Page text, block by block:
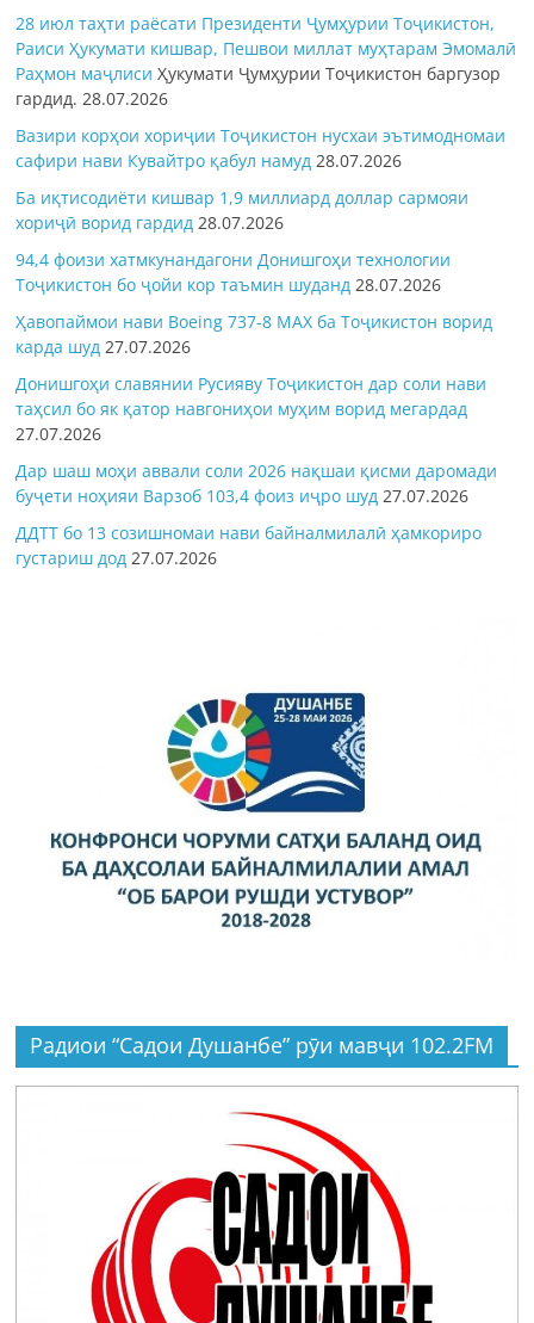
28 июл таҳти раёсати Президенти Ҷумҳурии Тоҷикистон,
Раиси Ҳукумати кишвар, Пешвои миллат муҳтарам Эмомалӣ
Раҳмон маҷлисиҲукумати Ҷумҳурии Тоҷикистон баргузор
гардид.28.07.2026
Вазири корҳои хориҷии Тоҷикистон нусхаи эътимодномаи
сафири нави Кувайтро қабул намуд 28.07.2026
Ба иқтисодиёти кишвар 1,9 миллиард доллар сармояи
хориҷӣ ворид гардид 28.07.2026
94,4 фоизи хатмкунандагони Донишгоҳи технологии
Тоҷикистон бо ҷойи кор таъмин шуданд 28.07.2026
Ҳавопаймои нави Boeing 737-8 MAX ба Тоҷикистон ворид
карда шуд 27.07.2026
Донишгоҳи славянии Русияву Тоҷикистон дар соли нави
таҳсил бо як қатор навгониҳои муҳим ворид мегардад
27.07.2026
Дар шаш моҳи аввали соли 2026 нақшаи қисми даромади
буҷети ноҳияи Варзоб 103,4 фоиз иҷро шуд 27.07.2026
ДДТТ бо 13 созишномаи нави байналмилалӣ ҳамкориро
густариш дод 27.07.2026
Радиои “Садои Душанбе” рӯи мавҷи 102.2FM